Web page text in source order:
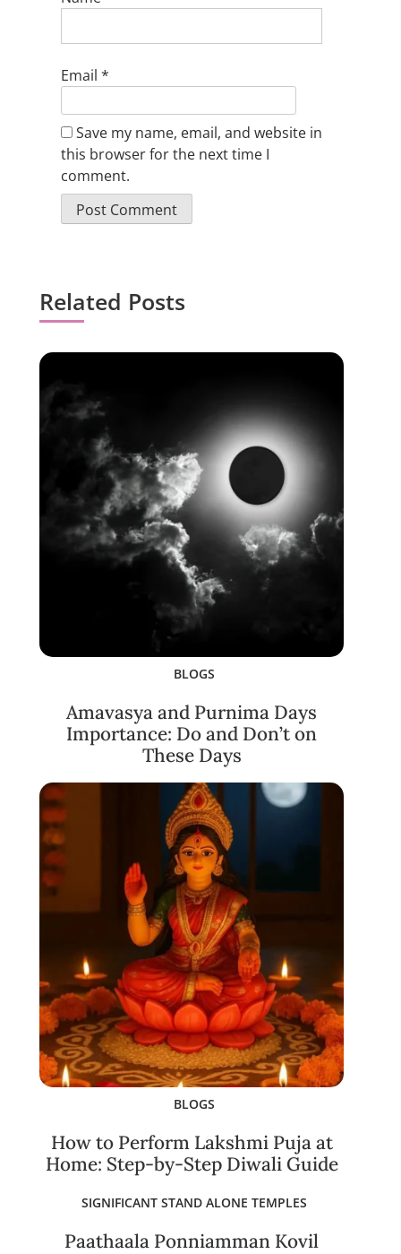
Email *
Save my name, email, and website in
this browser for the next time I
comment.
Related Posts
BLOGS
Amavasya and Purnima Days
Importance: Do and Don’t on
These Days
BLOGS
How to Perform Lakshmi Puja at
Home: Step-by-Step Diwali Guide
SIGNIFICANT STAND ALONE TEMPLES
Paathaala Ponniamman Kovil